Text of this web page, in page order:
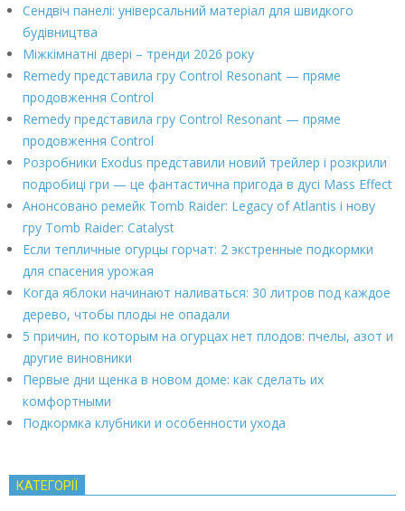
Сендвіч панелі: універсальний матеріал для швидкого
будівництва
Міжкімнатні двері – тренди 2026 року
Remedy представила гру Control Resonant — пряме
продовження Control
Remedy представила гру Control Resonant — пряме
продовження Control
Розробники Exodus представили новий трейлер і розкрили
подробиці гри — це фантастична пригода в дусі Mass Effect
Анонсовано ремейк Tomb Raider: Legacy of Atlantis і нову
гру Tomb Raider: Catalyst
Если тепличные огурцы горчат: 2 экстренные подкормки
для спасения урожая
Когда яблоки начинают наливаться: 30 литров под каждое
дерево, чтобы плоды не опадали
5 причин, по которым на огурцах нет плодов: пчелы, азот и
другие виновники
Первые дни щенка в новом доме: как сделать их
комфортными
Подкормка клубники и особенности ухода
КАТЕГОРІЇ